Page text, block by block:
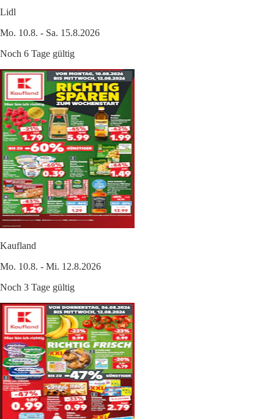
Lidl
Mo. 10.8. - Sa. 15.8.2026
Noch 6 Tage gültig
Kaufland
Mo. 10.8. - Mi. 12.8.2026
Noch 3 Tage gültig